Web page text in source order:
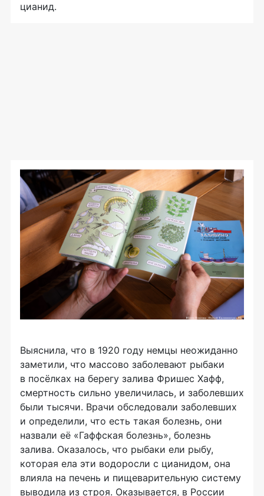
цианид.
Выяснила, что в 1920 году немцы неожиданно
заметили, что массово заболевают рыбаки
в посёлках на берегу залива Фришес Хафф,
смертность сильно увеличилась, и заболевших
были тысячи. Врачи обследовали заболевших
и определили, что есть такая болезнь, они
назвали её «Гаффская болезнь», болезнь
залива. Оказалось, что рыбаки ели рыбу,
которая ела эти водоросли с цианидом, она
влияла на печень и пищеварительную систему
выводила из строя. Оказывается, в России